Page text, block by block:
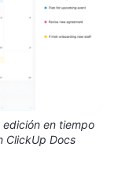
en tiempo
ClickUp Docs